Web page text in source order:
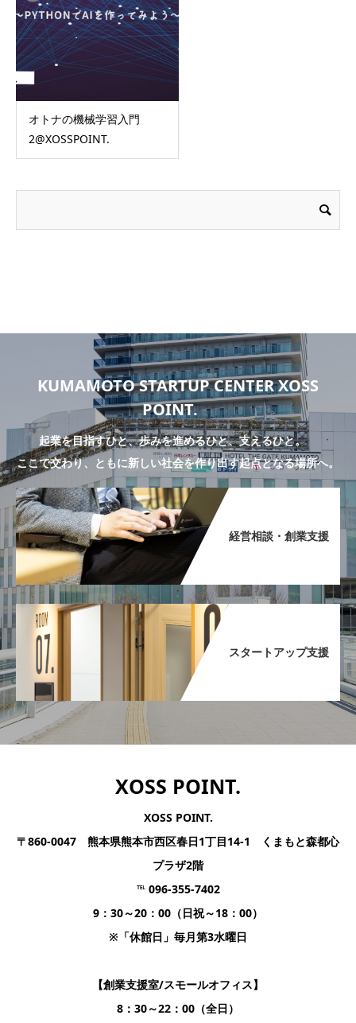
オトナの機械学習入門
2@XOSSPOINT.
KUMAMOTO STARTUP CENTER XOSS
POINT.
起業を目指すひと、歩みを進めるひと、支えるひと。
ここで交わり、ともに新しい社会を作り出す起点となる場所へ。
経営相談・創業支援​
スタートアップ支援​
XOSS POINT.
XOSS POINT.
〒860-0047 熊本県熊本市西区春日1丁目14-1 くまもと森都心
プラザ2階
℡ 096-355-7402
9：30～20：00（日祝～18：00）
※「休館日」毎月第3水曜日
【創業支援室/スモールオフィス】
8：30～22：00（全日）